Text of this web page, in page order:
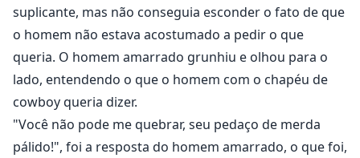
suplicante, mas não conseguia esconder o fato de que
o homem não estava acostumado a pedir o que
queria. O homem amarrado grunhiu e olhou para o
lado, entendendo o que o homem com o chapéu de
cowboy queria dizer.
"Você não pode me quebrar, seu pedaço de merda
pálido!", foi a resposta do homem amarrado, o que foi,